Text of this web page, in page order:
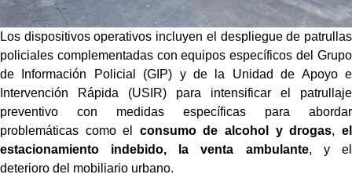
Los dispositivos operativos incluyen el despliegue de patrullas
policiales complementadas con equipos específicos del Grupo
de Información Policial (GIP) y de la Unidad de Apoyo e
Intervención Rápida (USIR) para intensificar el patrullaje
preventivo con medidas específicas para abordar
problemáticas como el consumo de alcohol y drogas, el
estacionamiento indebido, la venta ambulante, y el
deterioro del mobiliario urbano.